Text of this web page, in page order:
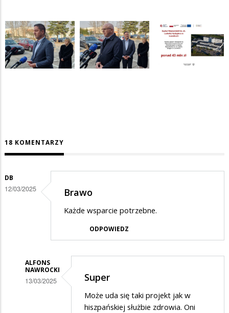
18 KOMENTARZY
DB
12/03/2025 Brawo
Każde wsparcie potrzebne.
ODPOWIEDZ
ALFONS
NAWROCKI
13/03/2025 Super
Może uda się taki projekt jak w
hiszpańskiej służbie zdrowia. Oni